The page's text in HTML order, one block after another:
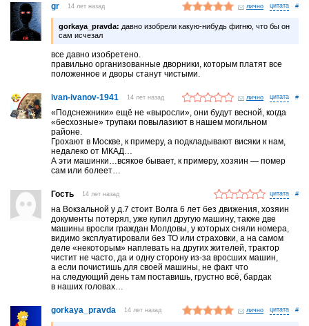
gr 14 лет назад лично #
gorkaya_pravda: давно изобрели какую-нибудь фигню, что бы он
сам исчезал
все давно изобретено.
правильно организованные дворники, которым платят все
положенное и дворы станут чистыми.
ivan-ivanov-1941 14 лет назад лично #
«Подснежники» ещё не «выросли», они будут весной, когда
«бесхозные» трупаки повылазиют в нашем могильном
районе.
Грохают в Москве, к примеру, а подкладывают висяки к нам,
недалеко от МКАД…
А эти машинки…всякое бывает, к примеру, хозяин — помер
сам или болеет…
Гость 14 лет назад #
на Вокзальной у д.7 стоит Волга 6 лет без движения, хозяин
документы потерял, уже купил другую машину, также две
машины вросли граждан Молдовы, у которых сняли номера,
видимо эксплуатировали без ТО или страховки, а на самом
деле «некоторым» наплевать на других жителей, трактор
чистит не часто, да и одну сторону из-за вросших машин,
а если почистишь для своей машины, не факт что
на следующий день там поставишь, грустно всё, бардак
в наших головах…
gorkaya_pravda 14 лет назад лично #